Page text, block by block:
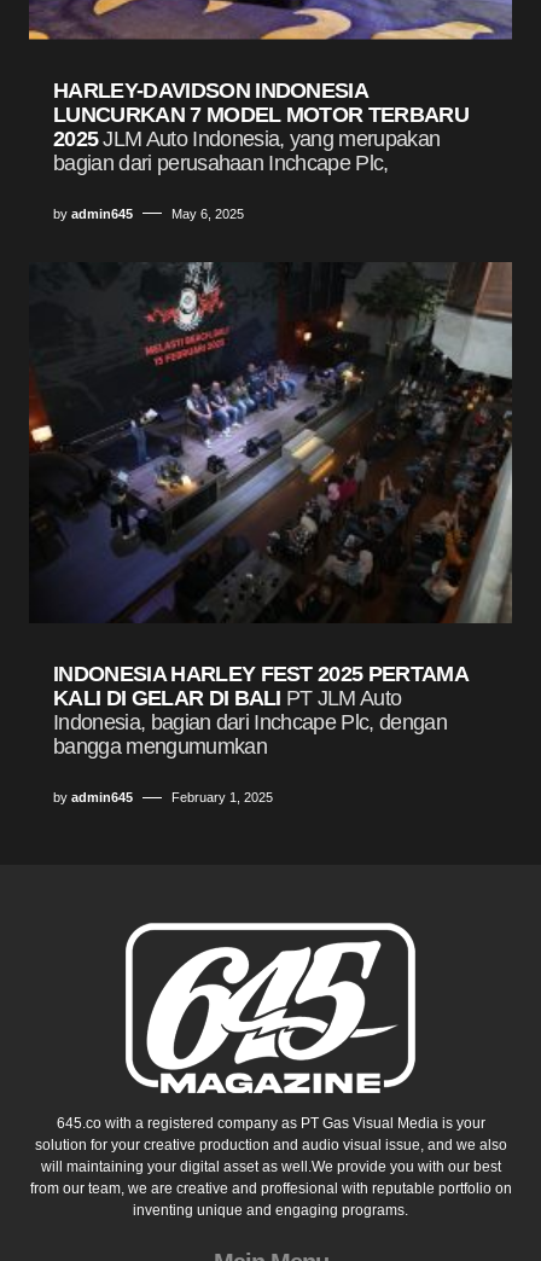
HARLEY-DAVIDSON INDONESIA
LUNCURKAN 7 MODEL MOTOR TERBARU
2025 JLM Auto Indonesia, yang merupakan
bagian dari perusahaan Inchcape Plc,
by admin645 May 6, 2025
INDONESIA HARLEY FEST 2025 PERTAMA
KALI DI GELAR DI BALI PT JLM Auto
Indonesia, bagian dari Inchcape Plc, dengan
bangga mengumumkan
by admin645 February 1, 2025
645.co with a registered company as PT Gas Visual Media is your
solution for your creative production and audio visual issue, and we also
will maintaining your digital asset as well.We provide you with our best
from our team, we are creative and proffesional with reputable portfolio on
inventing unique and engaging programs.